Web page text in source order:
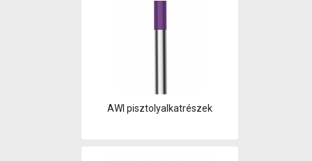
AWI pisztolyalkatrészek